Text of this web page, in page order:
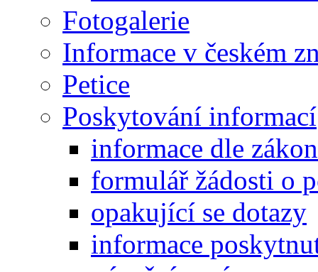
Fotogalerie
Informace v českém
Petice
Poskytování informací
informace dle
formulář žádosti o
opakující se dotazy
informace